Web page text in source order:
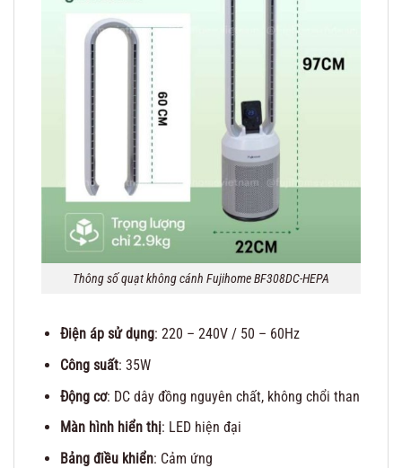
Thông số quạt không cánh Fujihome BF308DC-HEPA
Điện áp sử dụng: 220 – 240V / 50 – 60Hz
Công suất: 35W
Động cơ: DC dây đồng nguyên chất, không chổi than
Màn hình hiển thị: LED hiện đại
Bảng điều khiển: Cảm ứng